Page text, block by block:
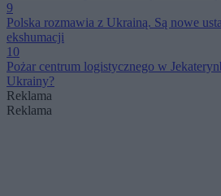
9
Polska rozmawia z Ukrainą. Są nowe
ekshumacji
10
Pożar centrum logistycznego w
Ukrainy?
Reklama
Reklama